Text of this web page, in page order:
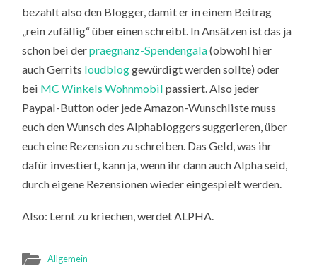
bezahlt also den Blogger, damit er in einem Beitrag
„rein zufällig“ über einen schreibt. In Ansätzen ist das ja
schon bei derpraegnanz-Spendengala(obwohl hier
auch Gerrits loudbloggewürdigt werden sollte) oder
bei MC Winkels Wohnmobil passiert. Also jeder
Paypal-Button oder jede Amazon-Wunschliste muss
euch den Wunsch des Alphabloggers suggerieren, über
euch eine Rezension zu schreiben. Das Geld, was ihr
dafür investiert, kann ja, wenn ihr dann auch Alpha seid,
durch eigene Rezensionen wieder eingespielt werden.
Also: Lernt zu kriechen, werdet ALPHA.
Allgemein